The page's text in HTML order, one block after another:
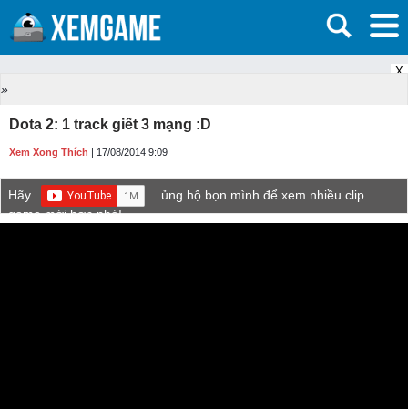
X
»
Dota 2: 1 track giết 3 mạng :D
Xem Xong Thích | 17/08/2014 9:09
Hãy
ủng hộ bọn mình để xem nhiều clip
game mới hơn nhé!